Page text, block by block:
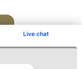
Live chat